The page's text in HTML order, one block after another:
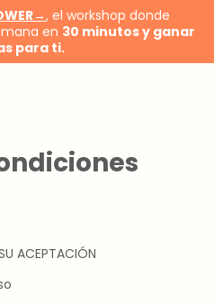
, el workshop donde
en 30 minutos y ganar
para ti.
ACEPTACIÓN